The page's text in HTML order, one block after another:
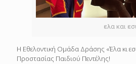
ελα και
Η Εθελοντική Ομάδα Δράσης «Έλα κι
Προστασίας Παιδιού Πεντέλης!